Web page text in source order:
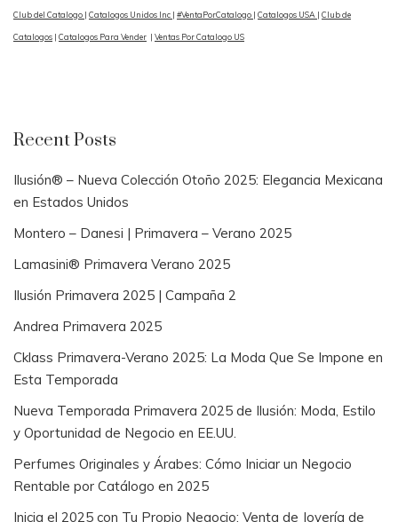
Club del Catalogo | Catalogos Unidos Inc | #VentaPorCatalogo | Catalogos USA | Club de
Catalogos | Catalogos Para Vender | Ventas Por Catalogo US
Recent Posts
Ilusión® – Nueva Colección Otoño 2025: Elegancia Mexicana
en Estados Unidos
Montero – Danesi | Primavera – Verano 2025
Lamasini® Primavera Verano 2025
Ilusión Primavera 2025 | Campaña 2
Andrea Primavera 2025
Cklass Primavera-Verano 2025: La Moda Que Se Impone en
Esta Temporada
Nueva Temporada Primavera 2025 de Ilusión: Moda, Estilo
y Oportunidad de Negocio en EE.UU.
Perfumes Originales y Árabes: Cómo Iniciar un Negocio
Rentable por Catálogo en 2025
Inicia el 2025 con Tu Propio Negocio: Venta de Joyería de